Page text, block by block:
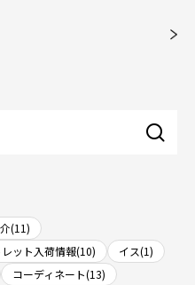
(11)
ット入荷情報(10)
イス(1)
コーディネート(13)